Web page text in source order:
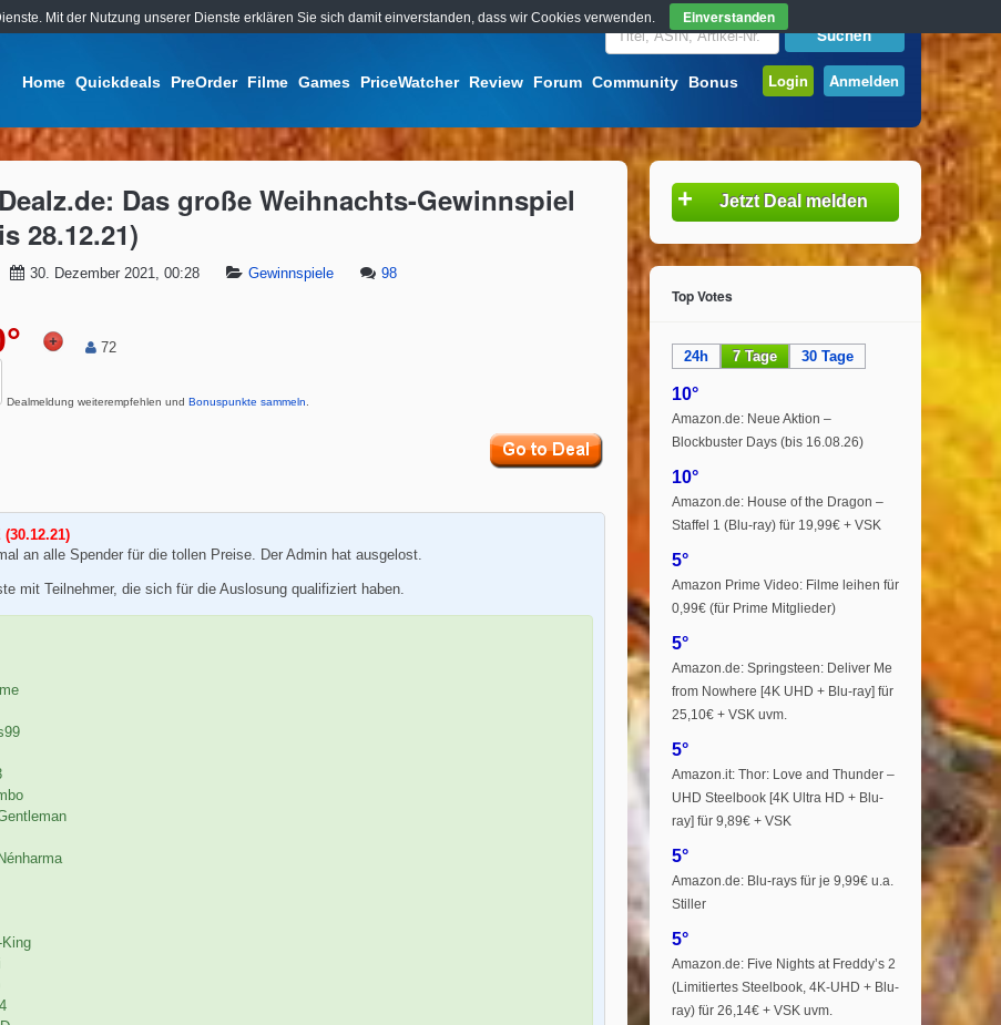
Home Quickdeals PreOrder Filme Games PriceWatcher Review Forum Community Bonus Login Anmelden
Das große Weihnachts-Gewinnspiel
28.12.21)
30. Dezember 2021, 00:28 Gewinnspiele 98
72
Dealmeldung weiterempfehlen und Bonuspunkte sammeln
(30.12.21)
an alle Spender für die tollen Preise. Der Admin hat ausgelost.
mit Teilnehmer, die sich für die Auslosung qualifiziert haben.
King
+ Jetzt Deal melden
Top Votes
24h 7 Tage 30 Tage
10°
Amazon.de: Neue Aktion –
Blockbuster Days (bis 16.08.26)
10°
Amazon.de: House of the Dragon –
Staffel 1 (Blu-ray) für 19,99€ + VSK
5°
Amazon Prime Video: Filme leihen für
0,99€ (für Prime Mitglieder)
5°
Amazon.de: Springsteen: Deliver Me
from Nowhere [4K UHD + Blu-ray] für
25,10€ + VSK uvm.
5°
Amazon.it: Thor: Love and Thunder –
UHD Steelbook [4K Ultra HD + Blu-
ray] für 9,89€ + VSK
5°
Amazon.de: Blu-rays für je 9,99€ u.a.
Stiller
5°
Amazon.de: Five Nights at Freddy’s 2
(Limitiertes Steelbook, 4K-UHD + Blu-
ray) für 26,14€ + VSK uvm.
Mit der Nutzung unserer Dienste erklären Sie sich damit einverstanden, dass wir Cookies verwenden. Einverstanden